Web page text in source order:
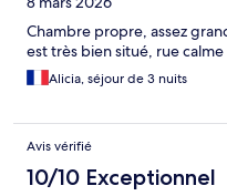
Chambre propre, assez
est très bien situé, rue calme
Alicia, séjour de 3 nuits
Avis vérifié
10/10 Exceptionnel